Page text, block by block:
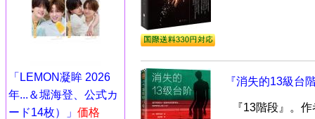
「LEMON凝眸 2026
年...＆堀海登、公式カ
ード14枚）」 価格
『消失的13級台
『13階段』。